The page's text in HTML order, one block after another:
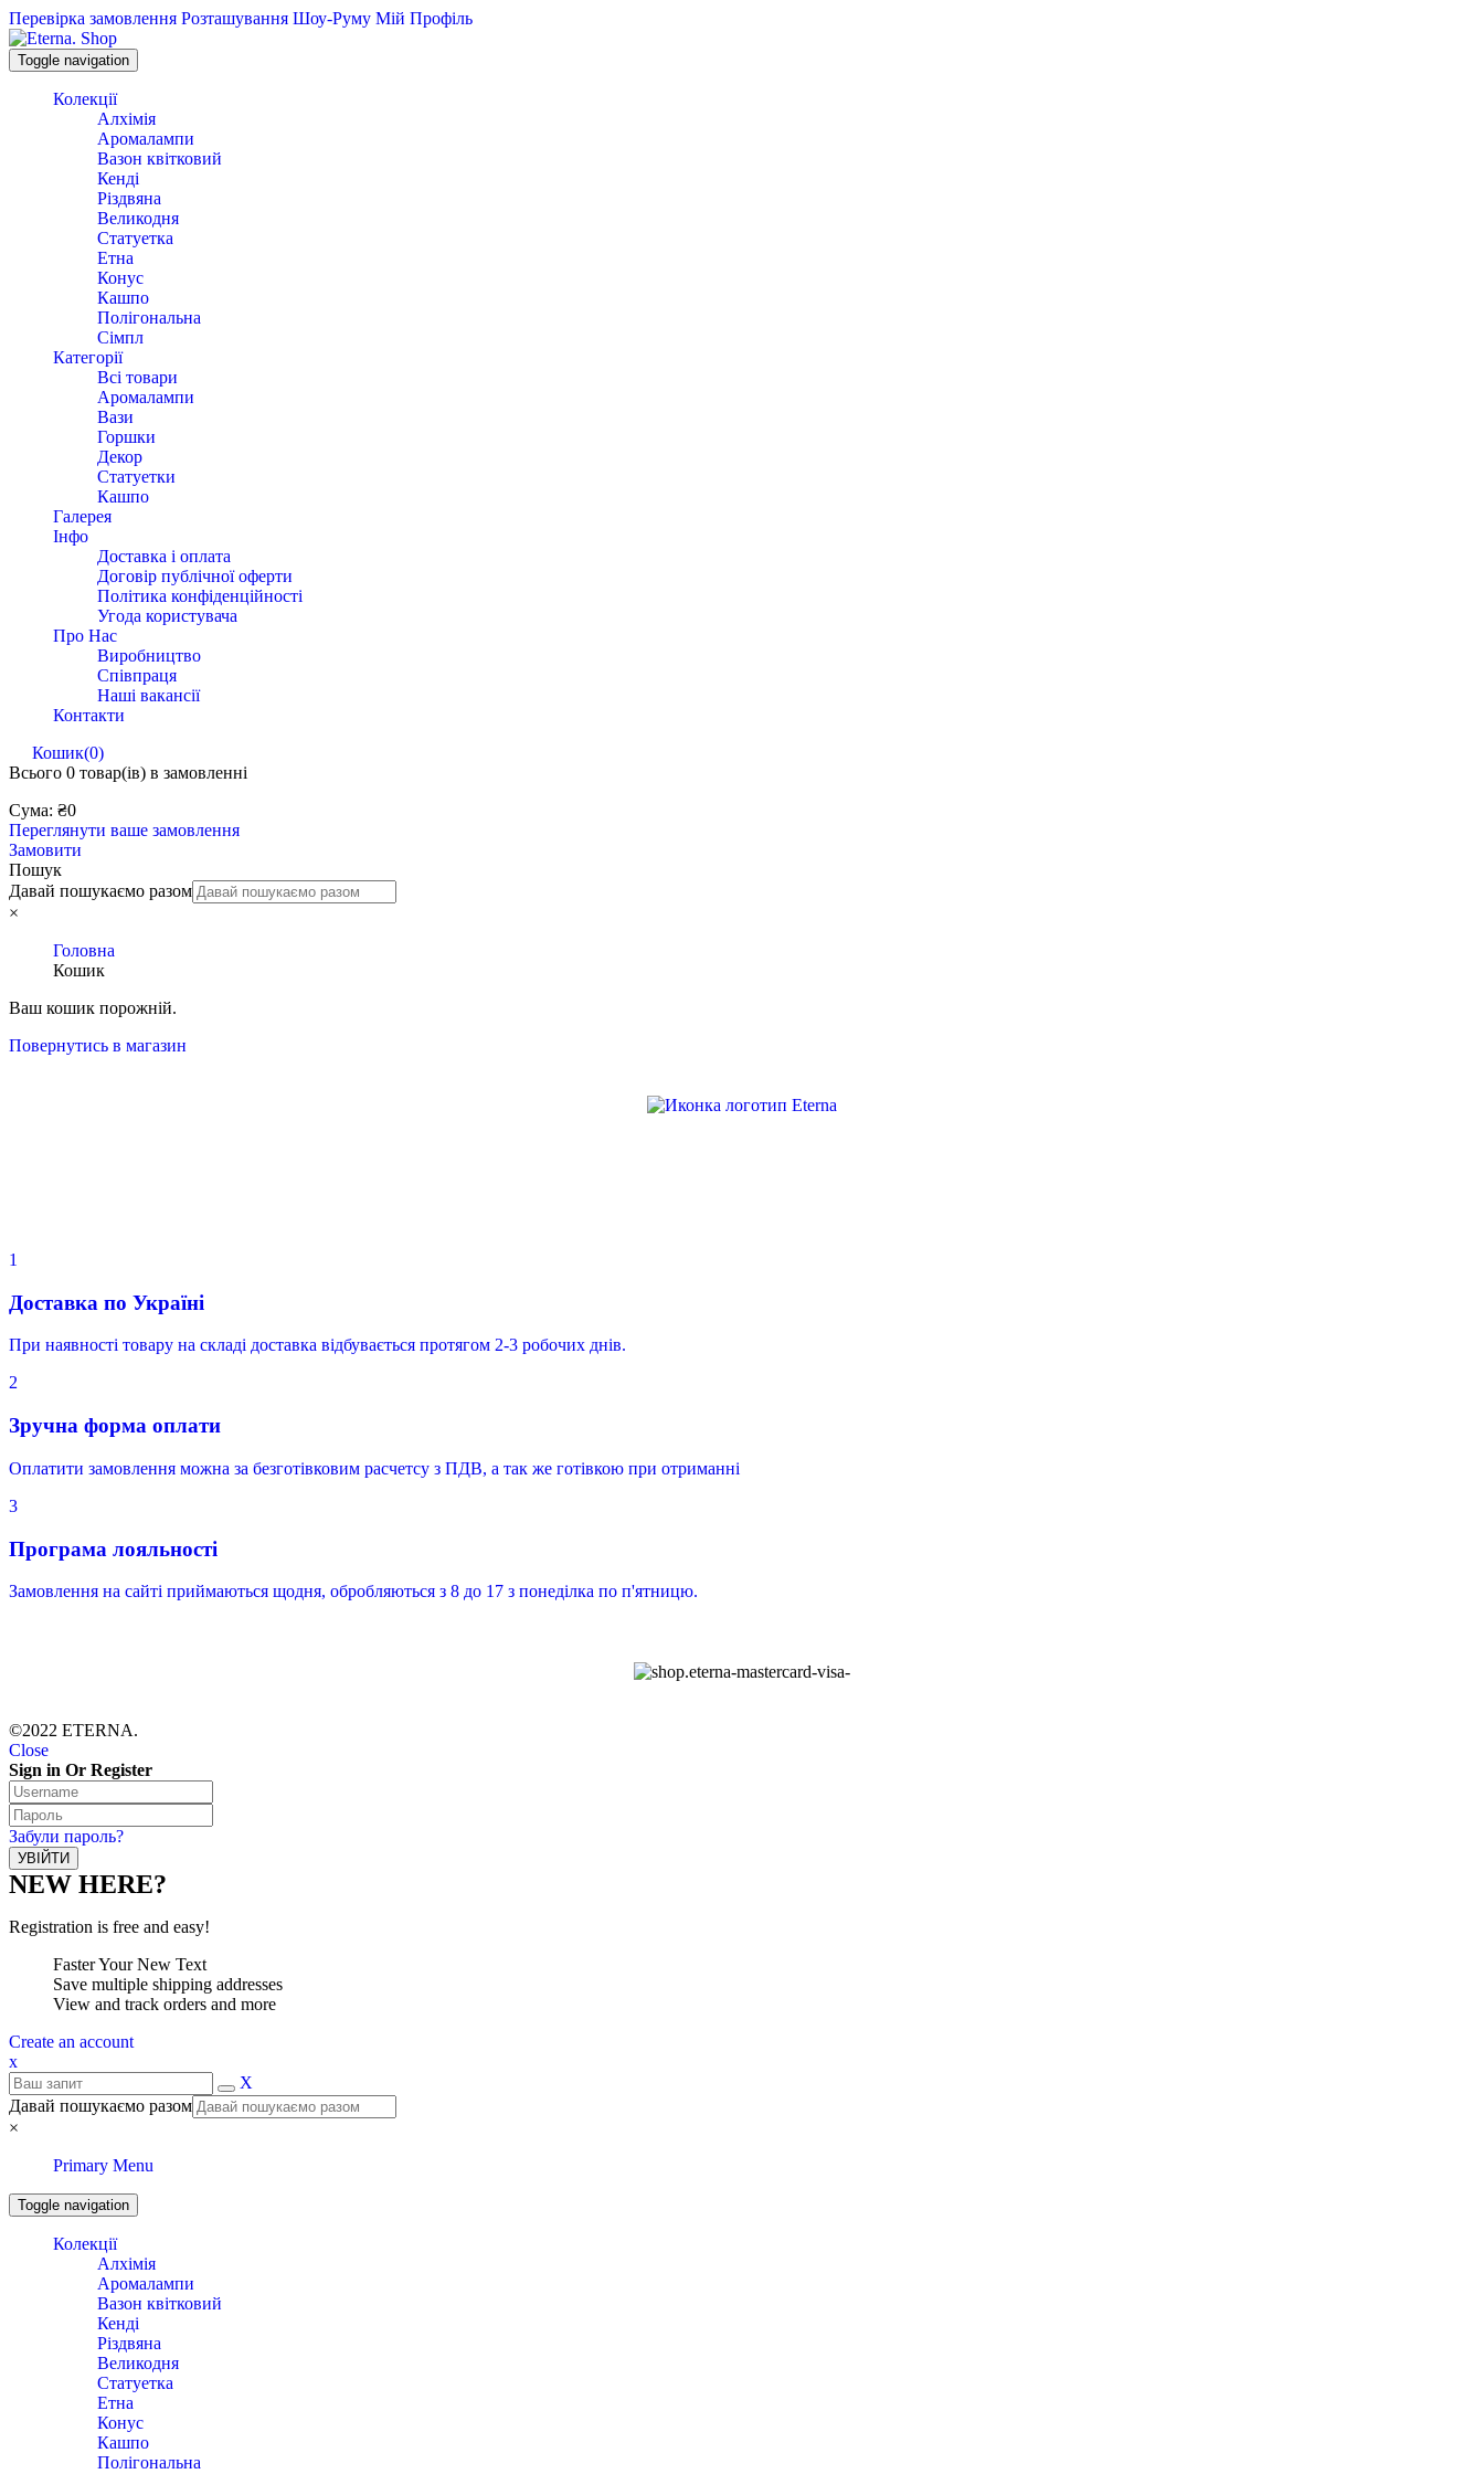
Перевірка замовлення Розташування Шоу-Руму Мій Профіль
Toggle navigation
Колекції
Алхімія
Аромалампи
Вазон квітковий
Кенді
Різдвяна
Великодня
Статуетка
Етна
Конус
Кашпо
Полігональна
Сімпл
Категорії
Всі товари
Аромалампи
Вази
Горшки
Декор
Статуетки
Кашпо
Галерея
Інфо
Доставка і оплата
Договір публічної оферти
Політика конфіденційності
Угода користувача
Про Нас
Виробництво
Співпраця
Наші вакансії
Контакти
Кошик(0)
Всього 0 товар(ів) в замовленні
Сума: ₴0
Переглянути ваше замовлення
Замовити
Пошук
Давай пошукаємо разом
×
Головна
Кошик
Ваш кошик порожній.
Повернутись в магазин
1
Доставка по Україні
При наявності товару на складі доставка відбувається протягом 2-3 робочих днів.
2
Зручна форма оплати
Оплатити замовлення можна за безготівковим расчетсу з ПДВ, а так же готівкою при отриманні
3
Програма лояльності
Замовлення на сайті приймаються щодня, обробляються з 8 до 17 з понеділка по п'ятницю.
©2022 ETERNA.
Close
Sign in Or Register
Забули пароль?
NEW HERE?
Registration is free and easy!
Faster Your New Text
Save multiple shipping addresses
View and track orders and more
Create an account
x
X
Давай пошукаємо разом
×
Primary Menu
Toggle navigation
Колекції
Алхімія
Аромалампи
Вазон квітковий
Кенді
Різдвяна
Великодня
Статуетка
Етна
Конус
Кашпо
Полігональна